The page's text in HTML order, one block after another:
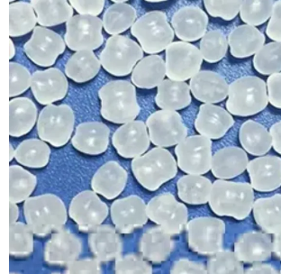
自動化
醫療級
阻燃
PVC
綠色成型方案
模具
PP
薄壁注塑
PET
客制化
自動化
醫療級